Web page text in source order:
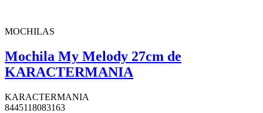
MOCHILAS
Mochila My Melody 27cm de
KARACTERMANIA
KARACTERMANIA
8445118083163